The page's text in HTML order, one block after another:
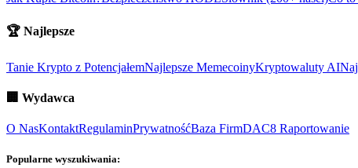
🏆 Najlepsze
Tanie Krypto z PotencjałemNajlepsze MemecoinyKryptowaluty AI
🏢 Wydawca
O NasKontaktRegulaminPrywatnośćBaza FirmDAC8 Raportowanie
Popularne wyszukiwania: